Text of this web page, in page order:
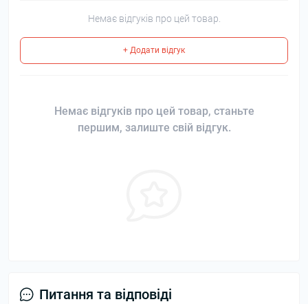
Немає відгуків про цей товар.
+ Додати відгук
Немає відгуків про цей товар, станьте
першим, залиште свій відгук.
Питання та відповіді